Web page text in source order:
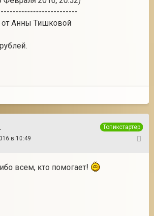
от Анны Тишковой
Топикстартер
в 10:49
всем, кто помогает!